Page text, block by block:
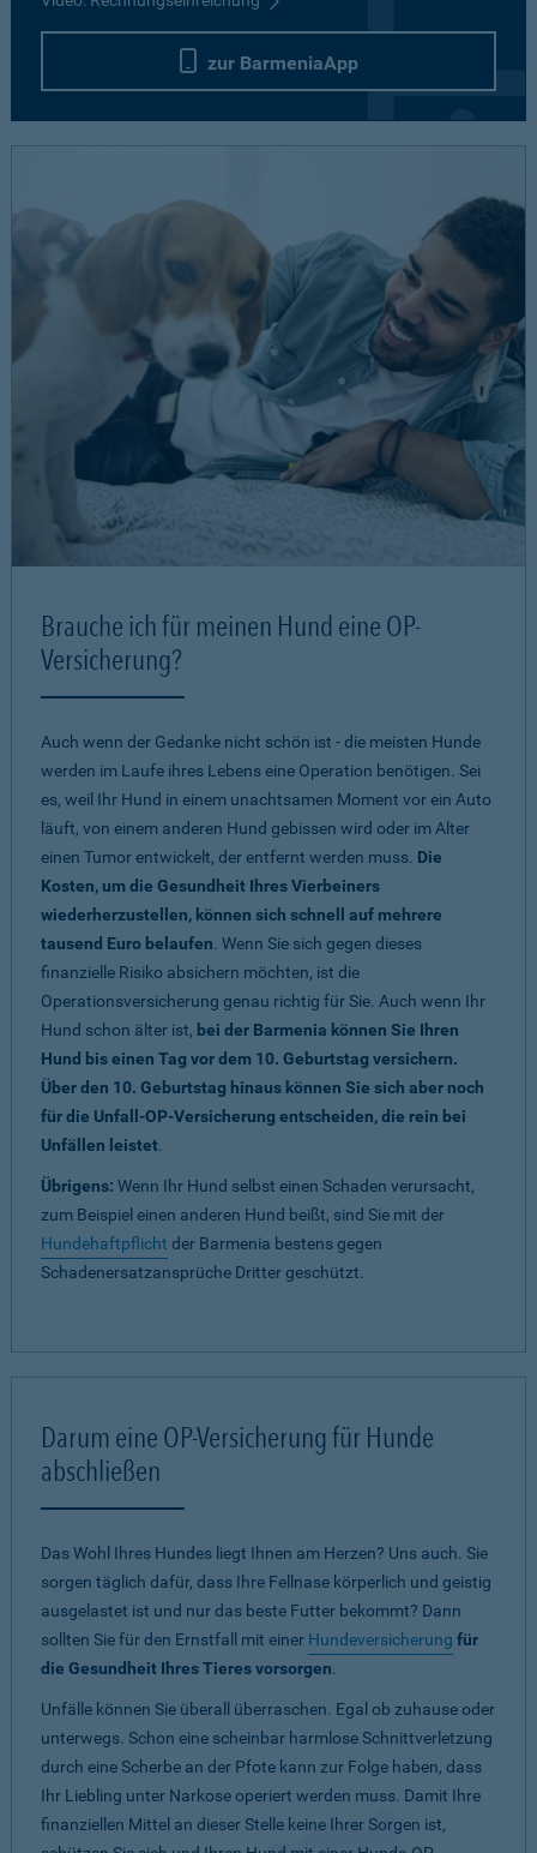
zur BarmeniaApp
Brauche ich für meinen Hund eine OP-
Versicherung?
Auch wenn der Gedanke nicht schön ist - die meisten Hunde
werden im Laufe ihres Lebens eine Operation benötigen. Sei
es, weil Ihr Hund in einem unachtsamen Moment vor ein Auto
läuft, von einem anderen Hund gebissen wird oder im Alter
einen Tumor entwickelt, der entfernt werden muss. Die
Kosten, um die Gesundheit Ihres Vierbeiners
wiederherzustellen, können sich schnell auf mehrere
tausend Euro belaufen. Wenn Sie sich gegen dieses
finanzielle Risiko absichern möchten, ist die
Operationsversicherung genau richtig für Sie. Auch wenn Ihr
Hund schon älter ist, bei der Barmenia können Sie Ihren
Hund bis einen Tag vor dem 10. Geburtstag versichern.
Über den 10. Geburtstag hinaus können Sie sich aber noch
für die Unfall-OP-Versicherung entscheiden, die rein bei
Unfällen leistet.
Übrigens: Wenn Ihr Hund selbst einen Schaden verursacht,
zum Beispiel einen anderen Hund beißt, sind Sie mit der
Hundehaftpflicht der Barmenia bestens gegen
Schadenersatzansprüche Dritter geschützt.
Darum eine OP-Versicherung für Hunde
abschließen
Das Wohl Ihres Hundes liegt Ihnen am Herzen? Uns auch. Sie
sorgen täglich dafür, dass Ihre Fellnase körperlich und geistig
ausgelastet ist und nur das beste Futter bekommt? Dann
sollten Sie für den Ernstfall mit einer Hundeversicherung für
die Gesundheit Ihres Tieres vorsorgen.
Unfälle können Sie überall überraschen. Egal ob zuhause oder
unterwegs. Schon eine scheinbar harmlose Schnittverletzung
durch eine Scherbe an der Pfote kann zur Folge haben, dass
Ihr Liebling unter Narkose operiert werden muss. Damit Ihre
finanziellen Mittel an dieser Stelle keine Ihrer Sorgen ist,